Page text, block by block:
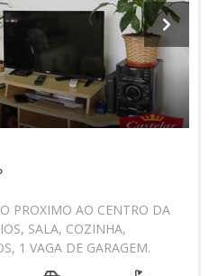
PROXIMO AO CENTRO DA
SALA, COZINHA,
1 VAGA DE GARAGEM.
13 3494-1029 13 99616-